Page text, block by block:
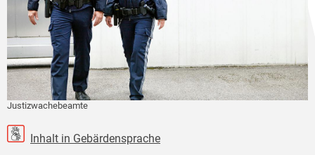
Justizwachebeamte
Inhalt in Gebärdensprache